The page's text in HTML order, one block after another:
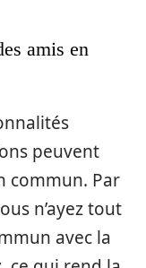
amis en
peuvent
commun. Par
n’ayez tout
avec la